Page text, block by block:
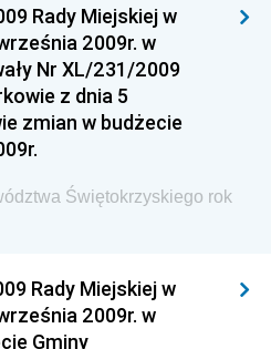
Funduszy i Polityki
Aktywów Państwowych
Zdrowia
Środowiska i Głównego
Klimatu i Środowiska
Finansów, Funduszy i
Rady Miejskiej w
2009r. w
Nr XL/231/2009
z dnia 5
zmian w budżecie
Świętokrzyskiego rok
Rady Miejskiej w
2009r. w
Gminy